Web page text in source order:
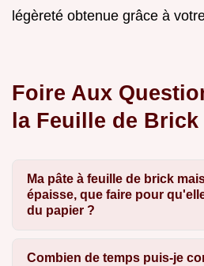
légèreté obtenue grâce à
Foire Aux
la Feuille de Brick
Ma pâte à feuille de brick
épaisse, que faire pour
du papier ?
Combien de temps puis-je